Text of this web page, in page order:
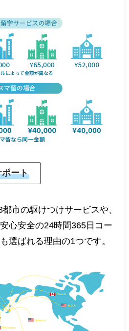
ート
市の駆けつけサービスや、
心安全の24時間365日コー
選ばれる理由の1つです。